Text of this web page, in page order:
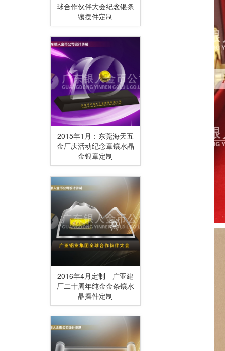
球合作伙伴大会纪念银条
镶摆件定制
2015年1月：东莞海天五
金厂庆活动纪念章镶水晶
金银章定制
2016年4月定制 广亚建
厂二十周年纯金金条镶水
晶摆件定制